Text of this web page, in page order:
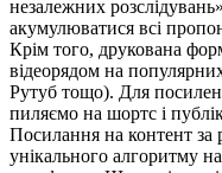
незалежних
акумулюватися всі
Крім того, друкована
відеорядом на
Рутуб тощо). Для
пиляємо на шортс і
Посилання на контент за
унікального алгоритму